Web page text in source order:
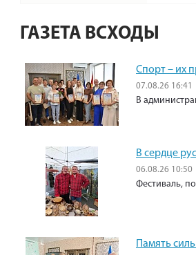
ГАЗЕТА ВСХОДЫ
Спорт – их
07.08.26 16:41
В
В сердце
06.08.26 10:50
Фестиваль,
Память